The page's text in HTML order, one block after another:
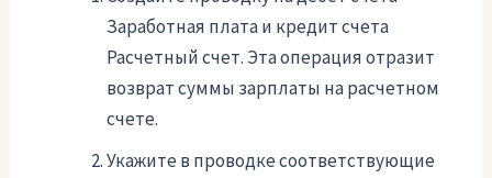
Заработная плата и кредит счета
Расчетный счет. Эта операция отразит
возврат суммы зарплаты на расчетном
счете.
Укажите в проводке соответствующие